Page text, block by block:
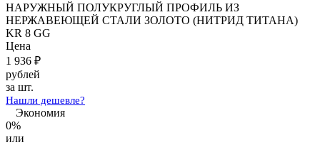
НАРУЖНЫЙ ПОЛУКРУГЛЫЙ ПРОФИЛЬ ИЗ
НЕРЖАВЕЮЩЕЙ СТАЛИ ЗОЛОТО (НИТРИД ТИТАНА)
KR 8 GG
Цена
1 936 ₽
рублей
за шт.
Нашли дешевле?
Экономия
0%
или